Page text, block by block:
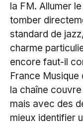
la FM. Allumer
tomber
standard de
charme
encore faut-il
France
la chaîne
mais avec des
mieux identifier